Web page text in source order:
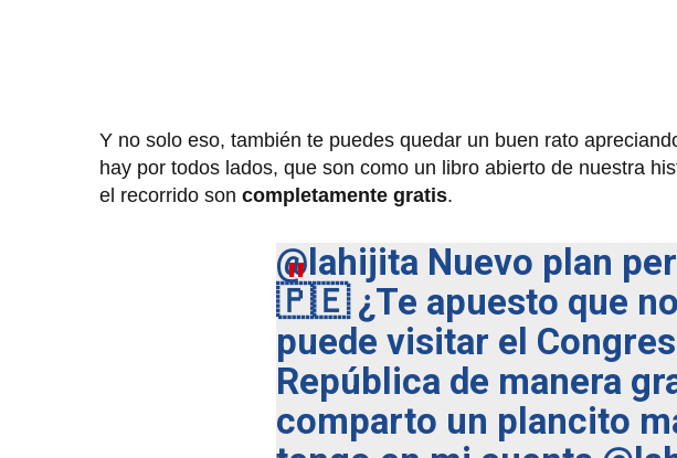
Y no solo eso, también te puedes quedar un buen rato
hay por todos lados, que son como un libro abierto de nuestra
el recorrido son completamente gratis.
@lahijitaNuevo plan
🇵🇪 ¿Te apuesto que
puede visitar el
República de manera
comparto un plancito